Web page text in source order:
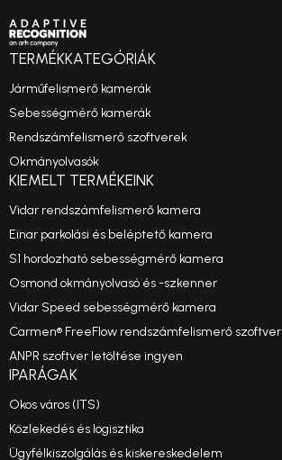
TERMÉKKATEGÓRIÁK
Járműfelismerő kamerák
Sebességmérő kamerák
Rendszámfelismerő szoftverek
Okmányolvasók
KIEMELT TERMÉKEINK
Vidar rendszámfelismerő kamera
Einar parkolási és beléptető kamera
S1 hordozható sebességmérő kamera
Osmond okmányolvasó és -szkenner
Vidar Speed sebességmérő kamera
Carmen® FreeFlow rendszámfelismerő szoftver
ANPR szoftver letöltése ingyen
IPARÁGAK
Okos város (ITS)
Közlekedés és logisztika
Ügyfélkiszolgálás és kiskereskedelem